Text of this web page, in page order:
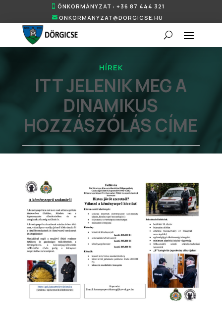
ÖNKORMÁNYZAT : +36 87 444 321
ONKORMANYZAT@DORGICSE.HU
HÍREK
ITT JELENIK MEG A
DINAMIKUS
HOZZÁSZÓLÁS CÍME